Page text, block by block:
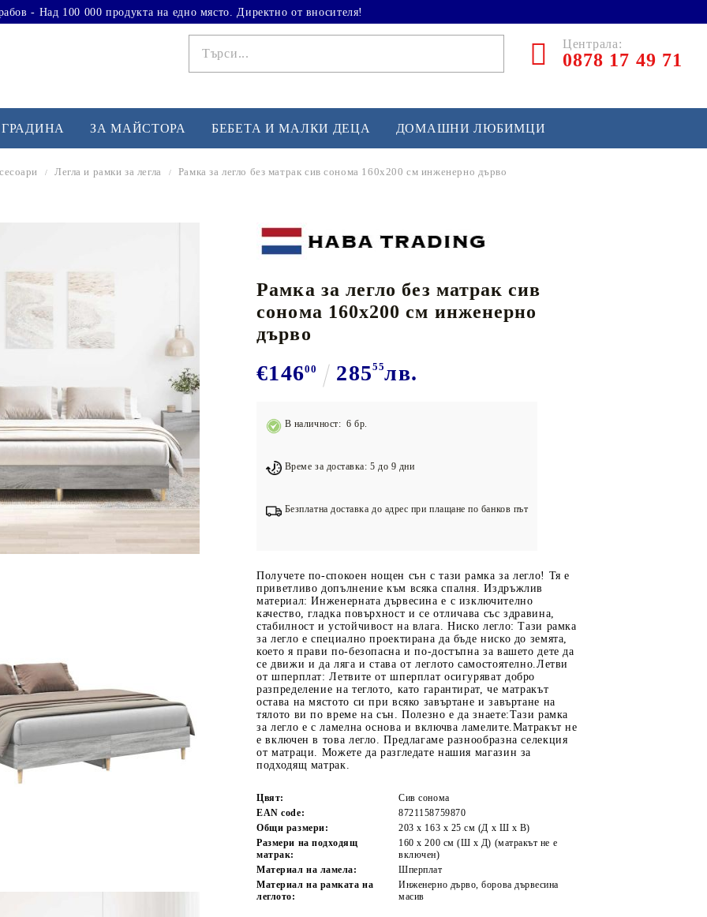
- Над 100 000 продукта на едно място. Директно от вносителя!
Централа:
0878 17 49 71
Кардио
Йога и пилатес
Лежанки за упражнения
Тренажори за баланс
Лостове за набиране
Силови кули
Йога и пилатес
Баскетбол
Бейзбол и софтбол
Хокей и лакрос
Волейбол
ЗА МАЙСТОРА БЕБЕТА И МАЛКИ ДЕЦА ДОМАШНИ ЛЮБИМЦИ
Легла и рамки за легла Рамка за легло без матрак сив сонома 160x200 см инженерно дърво
Рамка за легло без матрак сив
сонома 160x200 см инженерно
дърво
€14600 28555лв.
В наличност: 6 бр.
Време за доставка: 5 до 9 дни
Безплатна доставка до адрес при плащане по банков път
Получете по-спокоен нощен сън с тази рамка за легло! Тя е
приветливо допълнение към всяка спалня. Издръжлив
материал: Инженерната дървесина е с изключително
качество, гладка повърхност и се отличава със здравина,
стабилност и устойчивост на влага. Ниско легло: Тази рамка
за легло е специално проектирана да бъде ниско до земята,
което я прави по-безопасна и по-достъпна за вашето дете да
се движи и да ляга и става от леглото самостоятелно.Летви
от шперплат: Летвите от шперплат осигуряват добро
разпределение на теглото, като гарантират, че матракът
остава на мястото си при всяко завъртане и завъртане на
тялото ви по време на сън. Полезно е да знаете:Тази рамка
за легло е с ламелна основа и включва ламелите.Матракът не
е включен в това легло. Предлагаме разнообразна селекция
от матраци. Можете да разгледате нашия магазин за
подходящ матрак.
Цвят:
Сив сонома
EAN code:
8721158759870
Общи размери:
203 x 163 x 25 см (Д x Ш x В)
Размери на подходящ
матрак:
160 x 200 см (Ш x Д) (матракът не е
включен)
Материал на ламела:
Шперплат
Материал на рамката на
леглото:
Инженерно дърво, борова дървесина
масив